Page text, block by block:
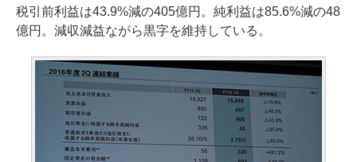
税引前利益は43.9%減の405億円。純利益は85.6%減の48
億円。減収減益ながら黒字を維持している。